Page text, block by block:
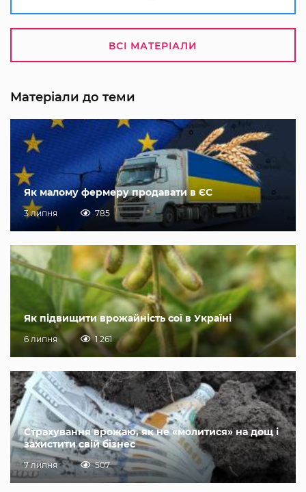
ВСІ МАТЕРІАЛИ
Матеріали до теми
Як малому фермеру продавати в ЄС
3 липня 785
Як підвищити врожайність сої в Україні
6 липня 1 261
Страхування врожаю, як не «молитися» на дощ і
захистити свій бізнес
7 липня 507